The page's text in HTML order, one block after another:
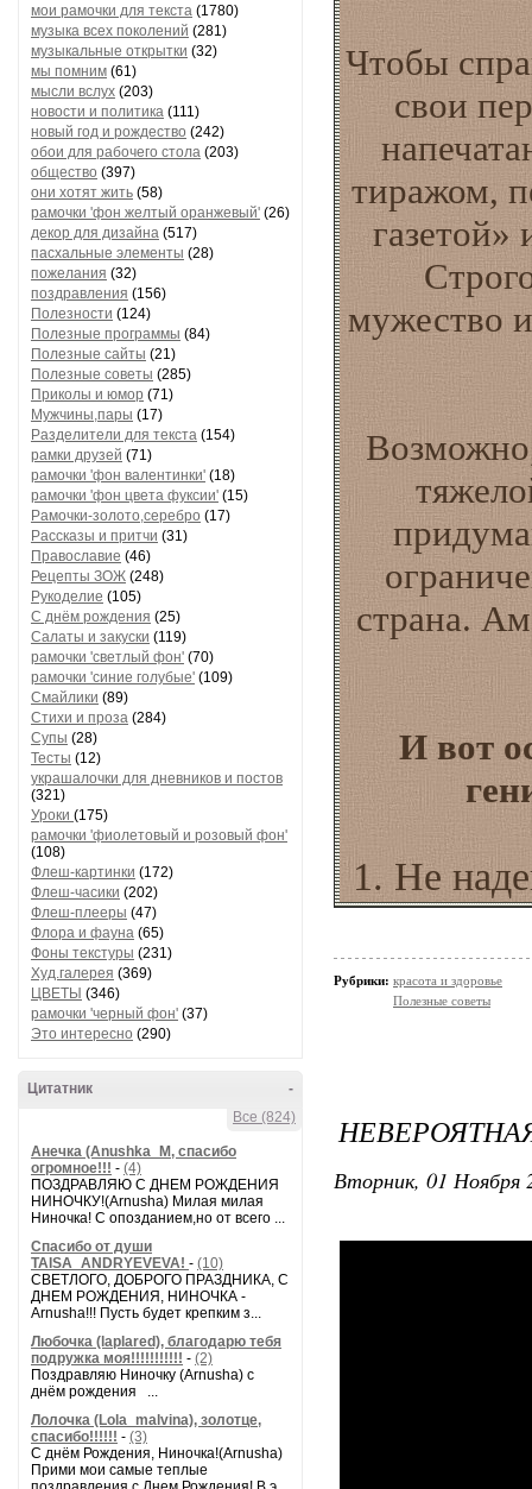
мои рамочки для текста (1780)
музыка всех поколений (281)
музыкальные открытки (32)
мы помним (61)
мысли вслух (203)
новости и политика (111)
новый год и рождество (242)
обои для рабочего стола (203)
общество (397)
они хотят жить (58)
рамочки 'фон желтый оранжевый' (26)
декор для дизайна (517)
пасхальные элементы (28)
пожелания (32)
поздравления (156)
Полезности (124)
Полезные программы (84)
Полезные сайты (21)
Полезные советы (285)
Приколы и юмор (71)
Мужчины,пары (17)
Разделители для текста (154)
рамки друзей (71)
рамочки 'фон валентинки' (18)
рамочки 'фон цвета фуксии' (15)
Рамочки-золото,серебро (17)
Рассказы и притчи (31)
Православие (46)
Рецепты ЗОЖ (248)
Рукоделие (105)
С днём рождения (25)
Салаты и закуски (119)
рамочки 'светлый фон' (70)
рамочки 'синие голубые' (109)
Смайлики (89)
Стихи и проза (284)
Супы (28)
Тесты (12)
украшалочки для дневников и постов
(321)
Уроки (175)
рамочки 'фиолетовый и розовый фон'
(108)
Флеш-картинки (172)
Флеш-часики (202)
Флеш-плееры (47)
Флора и фауна (65)
Фоны текстуры (231)
Худ.галерея (369)
ЦВЕТЫ (346)
рамочки 'черный фон' (37)
Это интересно (290)
-
Цитатник
Все (824)
Анечка (Anushka_M, спасибо
огромное!!! - (4)
ПОЗДРАВЛЯЮ С ДНЕМ РОЖДЕНИЯ
НИНОЧКУ!(Arnusha) Милая милая
Ниночка! С опозданием,но от всего ...
Спасибо от души
TAISA_ANDRYEVEVA! - (10)
СВЕТЛОГО, ДОБРОГО ПРАЗДНИКА, С
ДНЕМ РОЖДЕНИЯ, НИНОЧКА -
Arnusha!!! Пусть будет крепким з...
Любочка (laplared), благодарю тебя
подружка моя!!!!!!!!!!! - (2)
Поздравляю Ниночку (Arnusha) с
днём рождения ...
Лолочка (Lola_malvina), золотце,
спасибо!!!!!! - (3)
С днём Рождения, Ниночка!(Аrnusha)
Прими мои самые теплые
Чтобы
свои
тиражом,
газетой»
мужество
страна.
И вот
1. Не
Рубрики: красота и здоровье
Полезные советы
Вторник, 01 Ноября